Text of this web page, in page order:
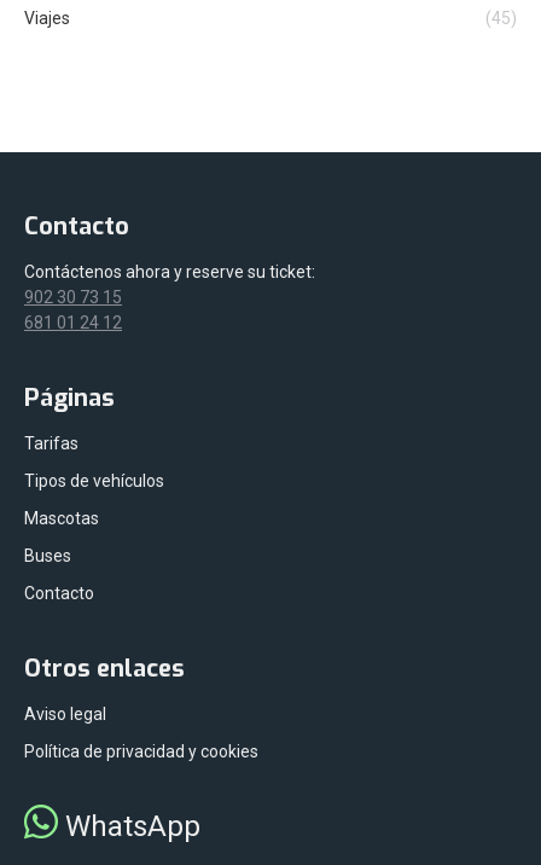
Viajes
(45)
Contacto
Contáctenos ahora y reserve su ticket:
902 30 73 15
681 01 24 12
Páginas
Tarifas
Tipos de vehículos
Mascotas
Buses
Contacto
Otros enlaces
Aviso legal
Política de privacidad y cookies
WhatsApp